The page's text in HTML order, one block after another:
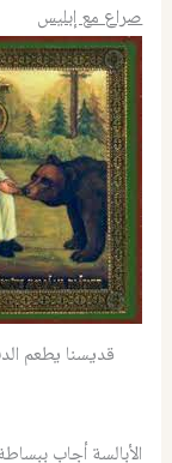
صراع مع إبليس
قديسنا يطعم
الأبالسة أجاب